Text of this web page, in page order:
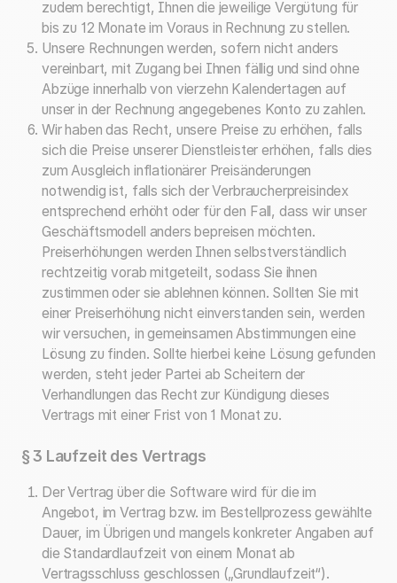
zudem berechtigt, Ihnen die jeweilige Vergütung für
bis zu 12 Monate im Voraus in Rechnung zu stellen.
Unsere Rechnungen werden, sofern nicht anders
vereinbart, mit Zugang bei Ihnen fällig und sind ohne
Abzüge innerhalb von vierzehn Kalendertagen auf
unser in der Rechnung angegebenes Konto zu zahlen.
Wir haben das Recht, unsere Preise zu erhöhen, falls
sich die Preise unserer Dienstleister erhöhen, falls dies
zum Ausgleich inflationärer Preisänderungen
notwendig ist, falls sich der Verbraucherpreisindex
entsprechend erhöht oder für den Fall, dass wir unser
Geschäftsmodell anders bepreisen möchten.
Preiserhöhungen werden Ihnen selbstverständlich
rechtzeitig vorab mitgeteilt, sodass Sie ihnen
zustimmen oder sie ablehnen können. Sollten Sie mit
einer Preiserhöhung nicht einverstanden sein, werden
wir versuchen, in gemeinsamen Abstimmungen eine
Lösung zu finden. Sollte hierbei keine Lösung gefunden
werden, steht jeder Partei ab Scheitern der
Verhandlungen das Recht zur Kündigung dieses
Vertrags mit einer Frist von 1 Monat zu.
§ 3 Laufzeit des Vertrags
Der Vertrag über die Software wird für die im
Angebot, im Vertrag bzw. im Bestellprozess gewählte
Dauer, im Übrigen und mangels konkreter Angaben auf
die Standardlaufzeit von einem Monat ab
Vertragsschluss geschlossen („Grundlaufzeit“).